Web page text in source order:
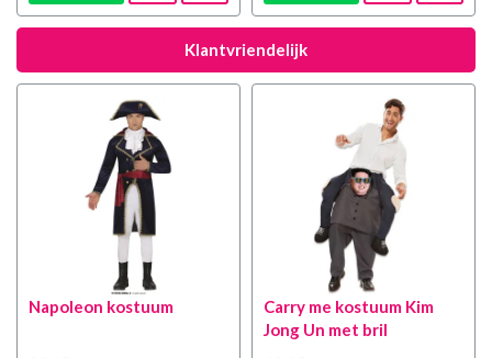
Klantvriendelijk
Napoleon kostuum
Carry me kostuum Kim
Jong Un met bril